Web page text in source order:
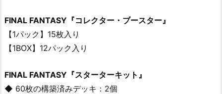
FINAL FANTASY『コレクター・ブースター』
【1パック】15枚入り
【1BOX】12パック入り
FINAL FANTASY『スターターキット』
◆ 60枚の構築済みデッキ：2個